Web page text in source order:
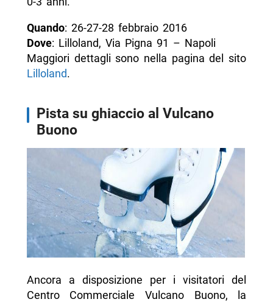
Quando: 26-27-28 febbraio 2016
Dove: Lilloland, Via Pigna 91 – Napoli
Maggiori dettagli sono nella pagina del sito
Lilloland.
Pista su ghiaccio al Vulcano
Buono
Ancora a disposizione per i visitatori del
Centro Commerciale Vulcano Buono, la